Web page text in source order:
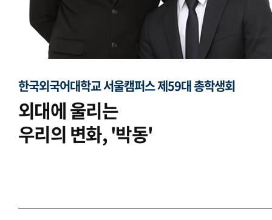
한국외국어대학교 서울캠퍼스 제59대 총학생회
외대에 울리는
우리의 변화, '박동'